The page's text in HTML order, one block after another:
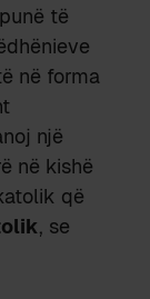
të
në forma
një
në kishë
që
, se